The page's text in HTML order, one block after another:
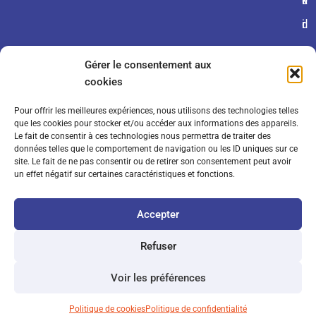
Gérer le consentement aux
cookies
Pour offrir les meilleures expériences, nous utilisons des technologies telles
que les cookies pour stocker et/ou accéder aux informations des appareils.
Le fait de consentir à ces technologies nous permettra de traiter des
données telles que le comportement de navigation ou les ID uniques sur ce
site. Le fait de ne pas consentir ou de retirer son consentement peut avoir
un effet négatif sur certaines caractéristiques et fonctions.
Accepter
Refuser
Voir les préférences
Politique de cookiesPolitique de confidentialité
r
a
l
d
e
n
i
e
s